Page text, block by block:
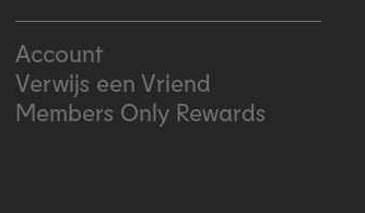
Account
Verwijs een Vriend
Members Only Rewards